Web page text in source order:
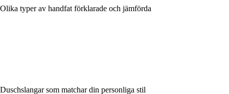
Olika typer av handfat förklarade och jämförda
Duschslangar som matchar din personliga stil